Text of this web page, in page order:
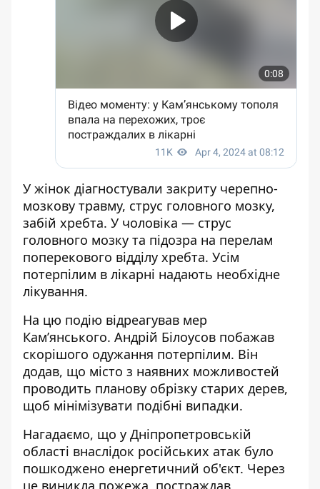
У жінок діагностували закриту черепно-
мозкову травму, струс головного мозку,
забій хребта. У чоловіка — струс
головного мозку та підозра на перелам
поперекового відділу хребта. Усім
потерпілим в лікарні надають необхідне
лікування.
На цю подію відреагував мер
Кам’янського. Андрій Білоусов побажав
скорішого одужання потерпілим. Він
додав, що місто з наявних можливостей
проводить планову обрізку старих дерев,
щоб мінімізувати подібні випадки.
Нагадаємо, що у Дніпропетровській
області внаслідок російських атак було
пошкоджено енергетичний об'єкт. Через
це виникла пожежа, постраждав